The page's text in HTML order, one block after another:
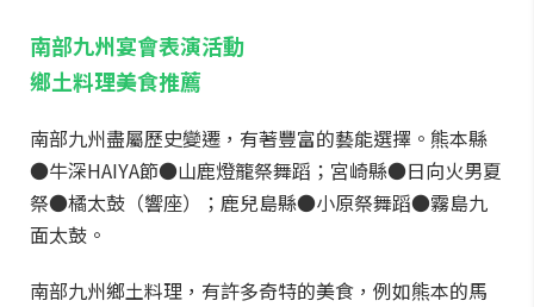
南部九州宴會表演活動
鄉土料理美食推薦
南部九州盡屬歷史變遷，有著豐富的藝能選擇。熊本縣
●牛深HAIYA節●山鹿燈籠祭舞蹈；宮崎縣●日向火男夏
祭●橘太鼓（響座）；鹿兒島縣●小原祭舞蹈●霧島九
面太鼓。
南部九州鄉土料理，有許多奇特的美食，例如熊本的馬